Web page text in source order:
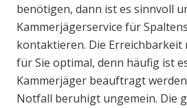
benötigen, dann ist es sinnvoll
Kammerjägerservice für
kontaktieren. Die Erreichbarkeit
für Sie optimal, denn häufig ist
Kammerjäger beauftragt
Notfall beruhigt ungemein. Die